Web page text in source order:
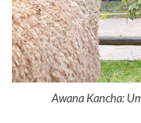
Awana Kancha: